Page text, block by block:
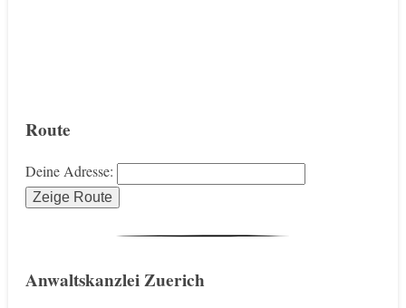
Route
Deine Adresse:
Anwaltskanzlei Zuerich